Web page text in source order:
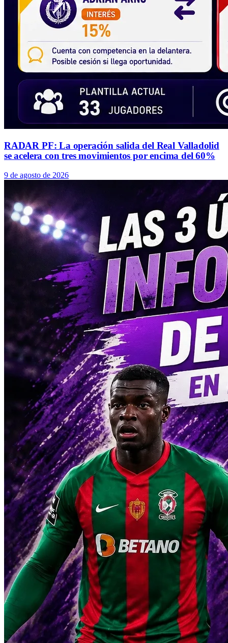
RADAR PF: La operación salida del Real Valladolid
se acelera con tres movimientos por encima del 60%
9 de agosto de 2026